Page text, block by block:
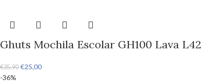
Ghuts Mochila Escolar GH100 Lava L42
€35,90 €25,00
-36%